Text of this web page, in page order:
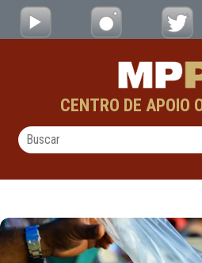
Pular para o Conteúdo principal
Material de Apoio - CAOs
CENTRO DE APOIO